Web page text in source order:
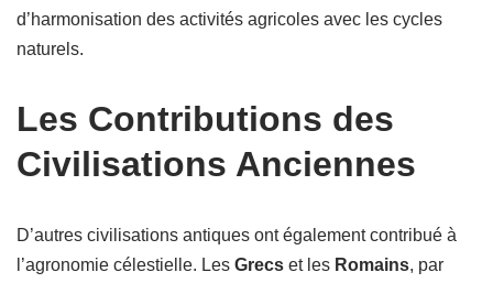
d’harmonisation des activités agricoles avec les cycles
naturels.
Les Contributions des
Civilisations Anciennes
D’autres civilisations antiques ont également contribué à
l’agronomie célestielle. Les Grecs et les Romains, par